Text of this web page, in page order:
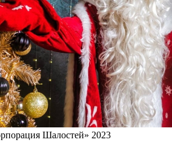
Шалостей» 2023